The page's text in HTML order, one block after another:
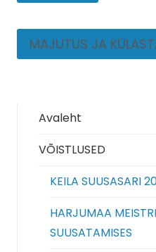
MAJUTUS JA
Avaleht
VÕISTLUSED
KEILA SUUSASARI
HARJUMAA
SUUSATAMISES